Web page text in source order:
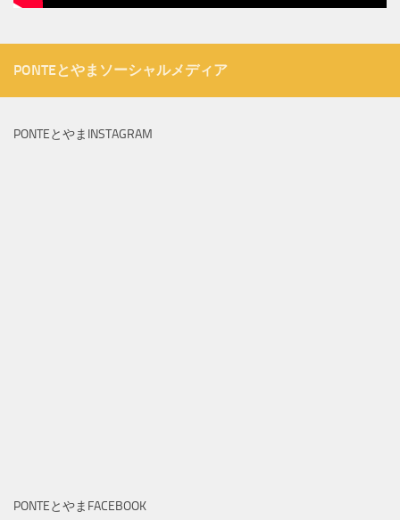
PONTEとやまソーシャルメディア
PONTEとやまINSTAGRAM
PONTEとやまFACEBOOK